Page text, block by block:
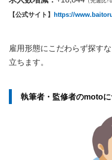
【公式サイト】 https://
雇用形態にこだわらず探すな
立ちます。
執筆者・監修者のmoto